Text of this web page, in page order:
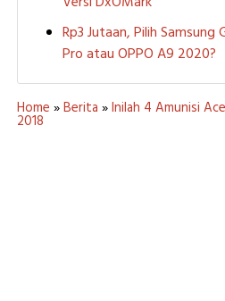
Rp3 Jutaan, Pilih Samsung
Pro atau OPPO A9 2020?
Home »Berita »Inilah 4 Amunisi
2018